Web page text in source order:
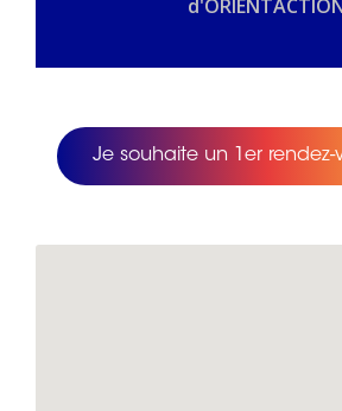
Je souhaite un 1er rendez-